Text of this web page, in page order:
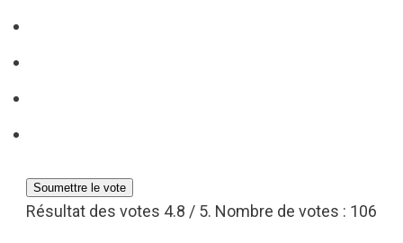
Soumettre le vote
Résultat des votes 4.8 / 5. Nombre de votes : 106